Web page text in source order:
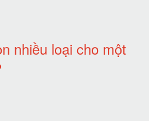
nhiều loại cho một